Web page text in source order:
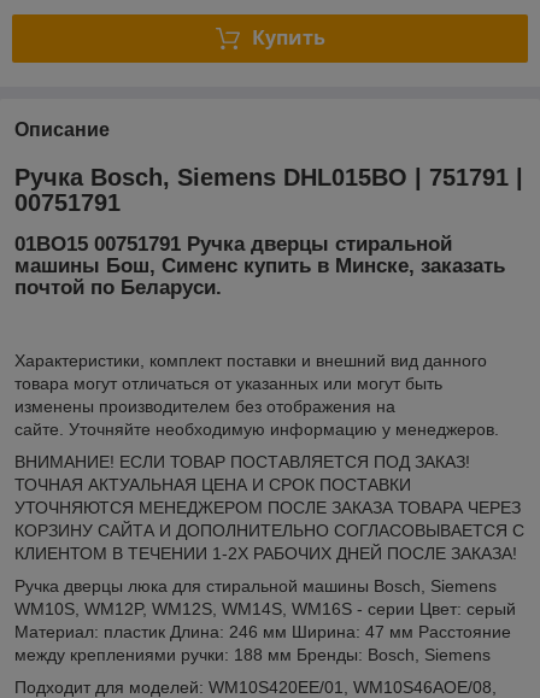
Купить
Описание
Ручка Bosch, Siemens DHL015BO | 751791 |
00751791
01BO15 00751791 Ручка дверцы стиральной
машины Бош, Сименс купить в Минске, заказать
почтой по Беларуси.
Xарактеристики, комплект поставки и внешний вид данного
товара могут отличаться от указанных или могут быть
изменены производителем без отображения на
сайте. Уточняйте необходимую информацию у менеджеров.
ВНИМАНИЕ! ЕСЛИ ТОВАР ПОСТАВЛЯЕТСЯ ПОД ЗАКАЗ!
ТОЧНАЯ АКТУАЛЬНАЯ ЦЕНА И СРОК ПОСТАВКИ
УТОЧНЯЮТСЯ МЕНЕДЖЕРОМ ПОСЛЕ ЗАКАЗА ТОВАРА ЧЕРЕЗ
КОРЗИНУ САЙТА И ДОПОЛНИТЕЛЬНО СОГЛАСОВЫВАЕТСЯ С
КЛИЕНТОМ В ТЕЧЕНИИ 1-2Х РАБОЧИХ ДНЕЙ ПОСЛЕ ЗАКАЗА!
Ручка дверцы люка для стиральной машины Bosch, Siemens
WM10S, WM12P, WM12S, WM14S, WM16S - серии Цвет: серый
Материал: пластик Длина: 246 мм Ширина: 47 мм Расстояние
между креплениями ручки: 188 мм Бренды: Bosch, Siemens
Подходит для моделей: WM10S420EE/01, WM10S46AOE/08,